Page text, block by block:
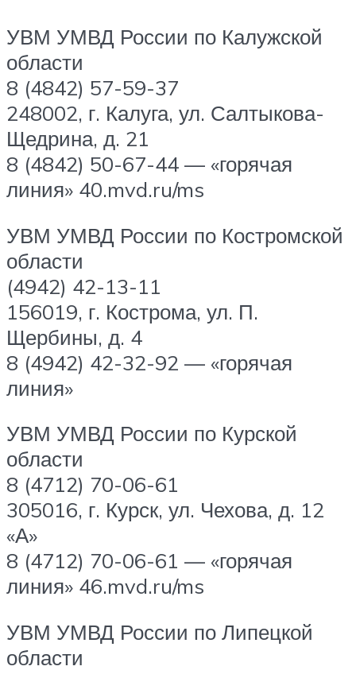
УВМ УМВД России по Калужской
области
8 (4842) 57-59-37
248002, г. Калуга, ул. Салтыкова-
Щедрина, д. 21
8 (4842) 50-67-44 — «горячая
линия» 40.mvd.ru/ms
УВМ УМВД России по Костромской
области
(4942) 42-13-11
156019, г. Кострома, ул. П.
Щербины, д. 4
8 (4942) 42-32-92 — «горячая
линия»
УВМ УМВД России по Курской
области
8 (4712) 70-06-61
305016, г. Курск, ул. Чехова, д. 12
«А»
8 (4712) 70-06-61 — «горячая
линия» 46.mvd.ru/ms
УВМ УМВД России по Липецкой
области